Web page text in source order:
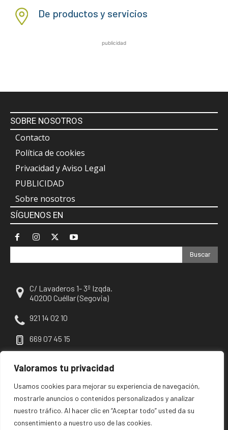
Valoramos tu privacidad
Usamos cookies para mejorar su experiencia de navegación,
mostrarle anuncios o contenidos personalizados y analizar
nuestro tráfico. Al hacer clic en “Aceptar todo” usted da su
consentimiento a nuestro uso de las cookies.
De productos y servicios
publicidad
SOBRE NOSOTROS
Contacto
Política de cookies
Privacidad y Aviso Legal
PUBLICIDAD
Sobre nosotros
SÍGUENOS EN
Buscar
C/ Lavaderos 1- 3º Izqda.
40200 Cuéllar (Segovia)
921 14 02 10
669 07 45 15